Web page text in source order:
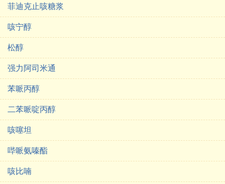
菲迪克止咳糖浆
咳宁醇
松醇
强力阿司米通
苯哌丙醇
二苯哌啶丙醇
咳噻坦
哔哌氨嗪酯
咳比喃